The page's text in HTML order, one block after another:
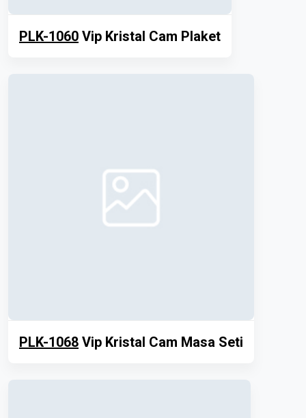
PLK-1060 Vip Kristal Cam Plaket
PLK-1068 Vip Kristal Cam Masa Seti